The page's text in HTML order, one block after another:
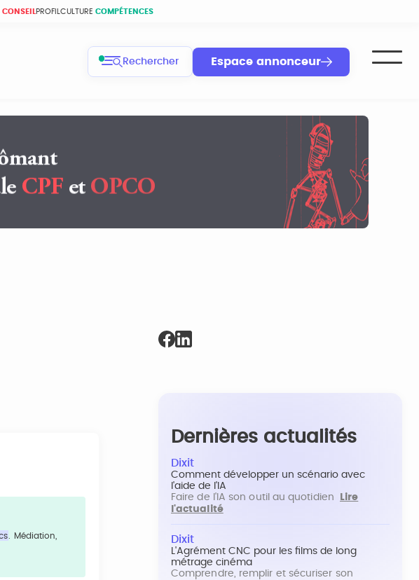
CONSEIL PROFILCULTURE COMPÉTENCES
Rechercher Espace annonceur
. Médiation,
Dernières actualités
Dixit
Comment développer un scénario avec
l'aide de l'IA
Faire de l'IA son outil au quotidien
Lire
l'actualité
Dixit
L'Agrément CNC pour les films de long
métrage cinéma
Comprendre, remplir et sécuriser son